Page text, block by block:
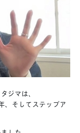
ジマは、
、そしてステップア